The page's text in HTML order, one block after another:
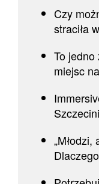
Czy
straciła
To
miejsc